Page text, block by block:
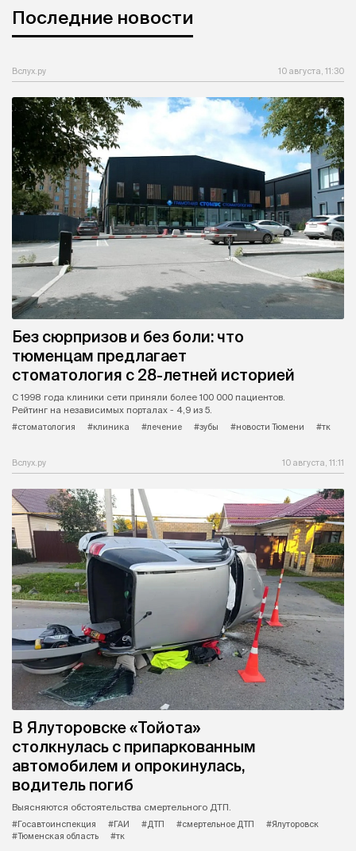
Последние новости
Вслух.ру 10 августа, 11:30
Без сюрпризов и без боли: что
тюменцам предлагает
стоматология с 28-летней историей
С 1998 года клиники сети приняли более 100 000 пациентов.
Рейтинг на независимых порталах - 4,9 из 5.
#стоматология
#клиника #лечение #зубы #новости Тюмени #тк
Вслух.ру 10 августа, 11:11
В Ялуторовске «Тойота»
столкнулась с припаркованным
автомобилем и опрокинулась,
водитель погиб
Выясняются обстоятельства смертельного ДТП.
#Госавтоинспекция
#ГАИ #ДТП #смертельное ДТП
#Ялуторовск
#Тюменская область
#тк